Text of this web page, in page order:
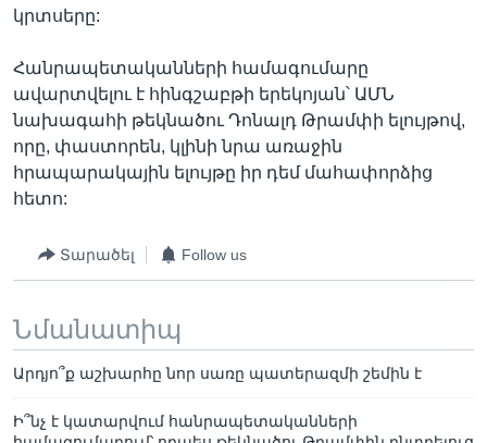
կրտսերը:
Հանրապետականների համագումարը
ավարտվելու է հինգշաբթի երեկոյան՝ ԱՄՆ
նախագահի թեկնածու Դոնալդ Թրամփի ելույթով,
որը, փաստորեն, կլինի նրա առաջին
հրապարակային ելույթը իր դեմ մահափորձից
հետո:
Տարածել Follow us
Նմանատիպ
Արդյո՞ք աշխարհը նոր սառը պատերազմի շեմին է
Ի՞նչ է կատարվում հանրապետականների